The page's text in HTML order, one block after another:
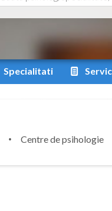
Specialitati
Centre de psihologie